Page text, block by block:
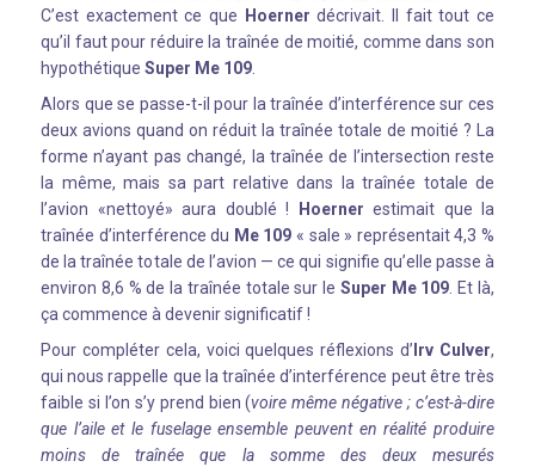
C’est exactement ce que Hoerner décrivait. Il fait tout ce
qu’il faut pour réduire la traînée de moitié, comme dans son
hypothétique Super Me 109.
Alors que se passe-t-il pour la traînée d’interférence sur ces
deux avions quand on réduit la traînée totale de moitié ? La
forme n’ayant pas changé, la traînée de l’intersection reste
la même, mais sa part relative dans la traînée totale de
l’avion «nettoyé» aura doublé !
Hoerner estimait que la
traînée d’interférence du Me 109 « sale » représentait 4,3 %
de la traînée totale de l’avion — ce qui signifie qu’elle passe à
environ 8,6 % de la traînée totale sur le Super Me 109. Et là,
ça commence à devenir significatif !
Pour compléter cela, voici quelques réflexions d’ Irv Culver,
qui nous rappelle que la traînée d’interférence peut être très
faible si l’on s’y prend bien (voire même négative ; c’est-à-dire
que l’aile et le fuselage ensemble peuvent en réalité produire
moins de traînée que la somme des deux mesurés